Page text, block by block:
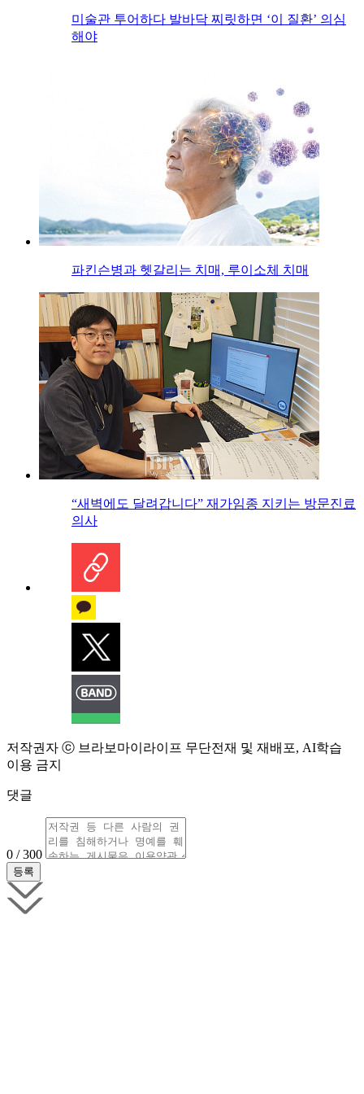
미술관 투어하다 발바닥 찌릿하면 ‘이 질환’ 의심
해야
파킨슨병과 헷갈리는 치매, 루이소체 치매
“새벽에도 달려갑니다” 재가임종 지키는 방문진료
의사
저작권자 ⓒ 브라보마이라이프 무단전재 및 재배포, AI학습
이용 금지
댓글
0 / 300